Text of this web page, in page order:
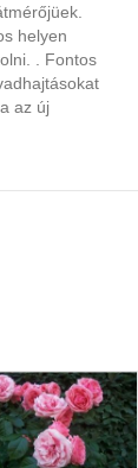
helyen
. Fontos
az új